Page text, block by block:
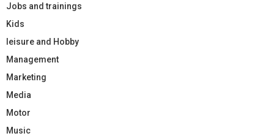
Jobs and trainings
Kids
leisure and Hobby
Management
Marketing
Media
Motor
Music